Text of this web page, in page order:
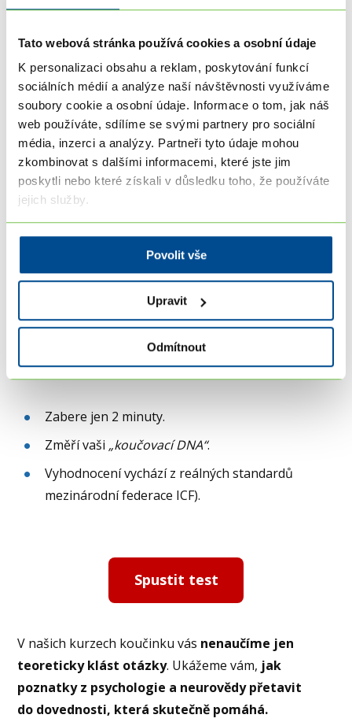
Tato webová stránka používá cookies a osobní údaje
K personalizaci obsahu a reklam, poskytování funkcí
sociálních médií a analýze naší návštěvnosti využíváme
soubory cookie a osobní údaje. Informace o tom, jak náš
web používáte, sdílíme se svými partnery pro sociální
média, inzerci a analýzy. Partneři tyto údaje mohou
zkombinovat s dalšími informacemi, které jste jim
poskytli nebo které získali v důsledku toho, že používáte
jejich služby.
Povolit vše
Upravit
Odmítnout
Zkuste náš interaktivní test:
Mám předpoklady stát se profi
Zabere jen 2 minuty.
Změří vaši „koučovací DNA“.
Vyhodnocení vychází z reálných standardů
mezinárodní federace ICF).
Spustit test
V našich kurzech koučinku vás nenaučíme jen
teoreticky klást otázky. Ukážeme vám, jak
poznatky z psychologie a neurovědy přetavit
do dovednosti, která skutečně pomáhá.